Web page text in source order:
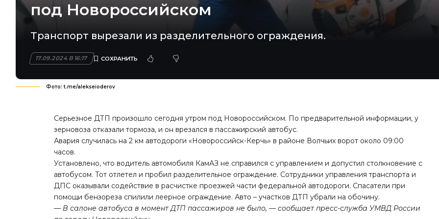
под Новороссийском
Транспорт вырезали из разделительного ограждения.
17.09.2024 В 16:17
Фото: t.me/alekseioderov
Серьезное ДТП произошло сегодня утром под Новороссийском. По предварительной информации, у
зерновоза отказали тормоза, и он врезался в пассажирский автобус.
Авария случилась на 2 км автодороги «Новороссийск-Керчь» в районе Волчьих ворот около 09:00
часов.
Установлено, что водитель автомобиля КамАЗ не справился с управлением и допустил столкновение с
автобусом. Тот отлетел и пробил разделительное ограждение. Сотрудники управления транспорта и
ДПС оказывали содействие в расчистке проезжей части федеральной автодороги. Спасатели при
помощи бензореза спилили леерное ограждение. Авто – участков ДТП убрали на обочину.
— В салоне автобуса в момент ДТП пассажиров не было, — сообщает пресс-служба УМВД России